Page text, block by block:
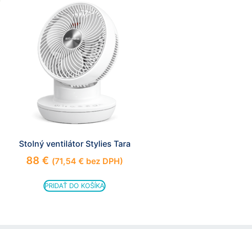
Stolný ventilátor Stylies Tara
88 € (71,54 € bez DPH)
PRIDAŤ DO KOŠÍKA